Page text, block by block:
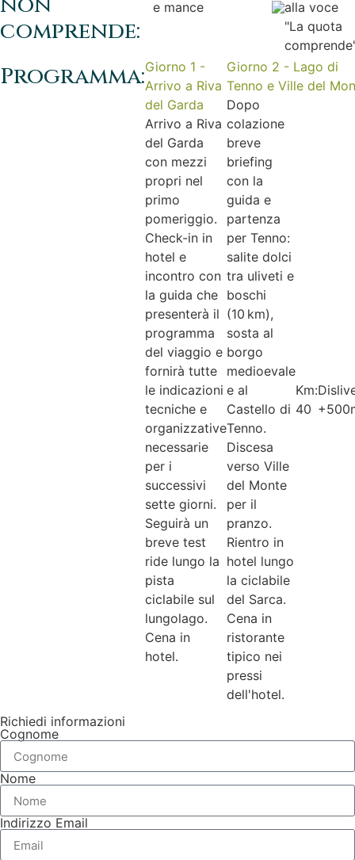
comprende:
e mance
alla voce
"La quota
Programma:Giorno 1 -
Arrivo a Riva
del Garda
Arrivo a Riva
del Garda
con mezzi
propri nel
primo
pomeriggio.
Check-in in
hotel e
incontro con
la guida che
presenterà il
programma
del viaggio e
fornirà tutte
le indicazioni
tecniche e
organizzative
necessarie
per i
successivi
sette giorni.
Seguirà un
breve test
ride lungo la
pista
ciclabile sul
lungolago.
Cena in
hotel.
Giorno 2 - Lago di
Tenno e Ville del
Dopo
colazione
breve
briefing
con la
guida e
partenza
per Tenno:
salite dolci
tra uliveti e
boschi
(10 km),
sosta al
borgo
medioevale
e al
Castello di
Tenno.
Discesa
verso Ville
del Monte
per il
pranzo.
Rientro in
hotel lungo
la ciclabile
del Sarca.
Cena in
ristorante
tipico nei
pressi
dell'hotel.
Km:
40
Richiedi informazioni
Cognome
Nome
Indirizzo Email